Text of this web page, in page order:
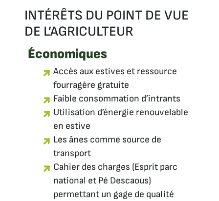
INTÉRÊTS DU POINT DE VUE
DE L’AGRICULTEUR
Économiques
Accès aux estives et ressource
fourragère gratuite
Faible consommation d’intrants
Utilisation d’énergie renouvelable
en estive
Les ânes comme source de
transport
Cahier des charges (Esprit parc
national et Pé Descaous)
permettant un gage de qualité